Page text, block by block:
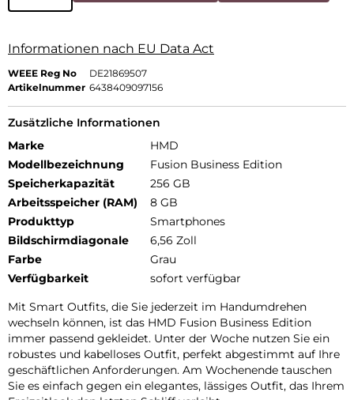
Informationen nach EU Data Act
WEEE Reg No
DE21869507
Artikelnummer 6438409097156
Zusätzliche Informationen
Marke
HMD
Modellbezeichnung
Fusion Business Edition
Speicherkapazität
256 GB
Arbeitsspeicher (RAM)
8 GB
Produkttyp
Smartphones
Bildschirmdiagonale
6,56 Zoll
Farbe
Grau
Verfügbarkeit
sofort verfügbar
Mit Smart Outfits, die Sie jederzeit im Handumdrehen
wechseln können, ist das HMD Fusion Business Edition
immer passend gekleidet. Unter der Woche nutzen Sie ein
robustes und kabelloses Outfit, perfekt abgestimmt auf Ihre
geschäftlichen Anforderungen. Am Wochenende tauschen
Sie es einfach gegen ein elegantes, lässiges Outfit, das Ihrem